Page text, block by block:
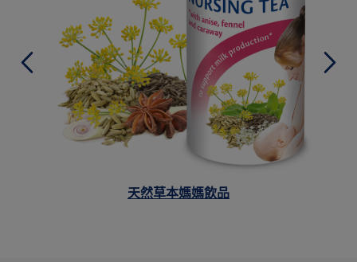
天然草本媽媽飲品